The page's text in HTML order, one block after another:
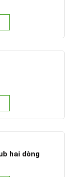
hai dòng